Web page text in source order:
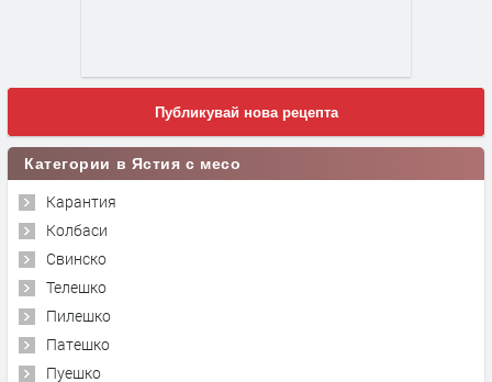
Публикувай нова рецепта
Категории в Ястия с месо
Карантия
Колбаси
Свинско
Телешко
Пилешко
Патешко
Пуешко